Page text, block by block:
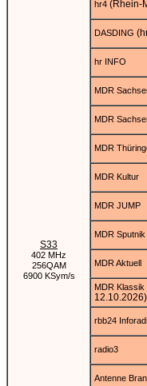
S33
402 MHz
256QAM
6900 KSym/s
hr4 (Rhein-
DASDING
hr INFO
MDR
MDR
MDR
MDR Kultur
MDR JUMP
MDR Sputnik
MDR Aktuell
MDR Klassik
12.10.2026)
rbb24
radio3
Antenne